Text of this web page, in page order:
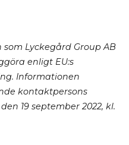
Lyckegård Group AB
enligt EU:s
Informationen
kontaktpersons
19 september 2022, kl.